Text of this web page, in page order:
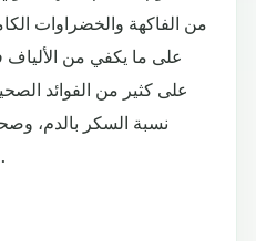
من الفاكهة والخضراوات
على ما يكفي من
على كثير من الفوائد
نسبة السكر بالدم،
سرطان القولون والمستقيم.